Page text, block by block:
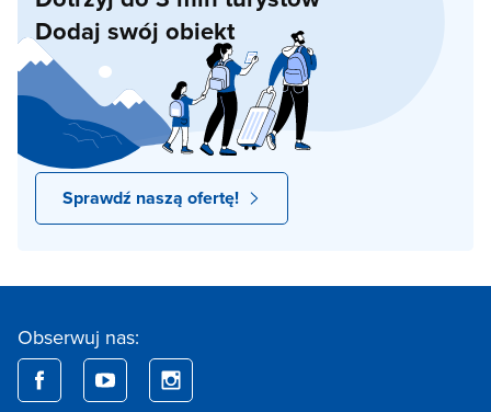
Dodaj swój obiekt
Sprawdź naszą ofertę!
Obserwuj nas: